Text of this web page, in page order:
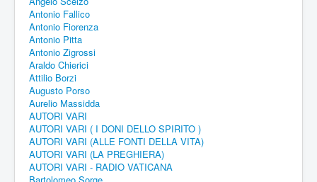
Antonio Fallico
Antonio Fiorenza
Antonio Pitta
Antonio Zigrossi
Araldo Chierici
Attilio Borzi
Augusto Porso
Aurelio Massidda
AUTORI VARI
AUTORI VARI ( I DONI DELLO SPIRITO )
AUTORI VARI (ALLE FONTI DELLA VITA)
AUTORI VARI (LA PREGHIERA)
AUTORI VARI - RADIO VATICANA